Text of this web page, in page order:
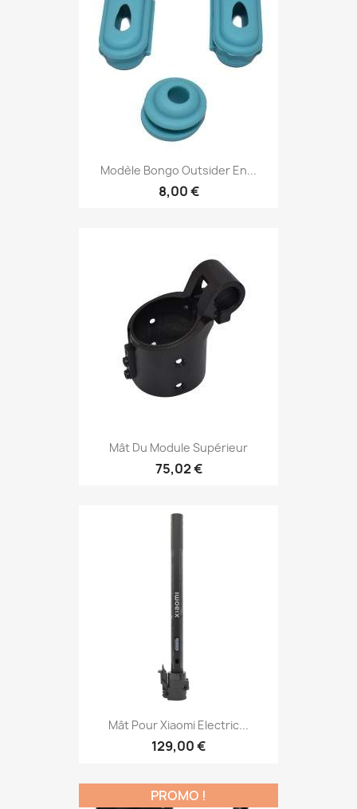
Modèle Bongo Outsider En...
8,00 €
Mât Du Module Supérieur
75,02 €
Mât Pour Xiaomi Electric...
129,00 €
PROMO !